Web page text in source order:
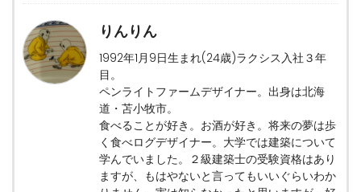
りんりん
1992年1月9日生まれ(24歳)ラクシス入社３年
目。
ペンライトファームデザイナー。出身は北海
道・苫小牧市。
食べることが好き。お酒が好き。将来の夢は歩
く食べログデザイナー。大学では建築について
学んでいました。２級建築士の受験資格はあり
ますが、もはやないと言ってもいいぐらいわか